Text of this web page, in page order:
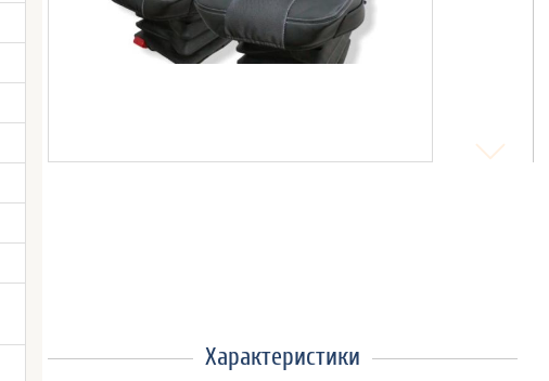
Характеристики